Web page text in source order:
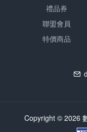
禮品券
聯盟會員
特價商品
Copyright © 2026